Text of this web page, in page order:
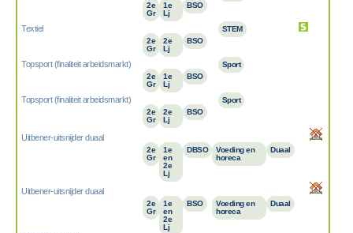
2e
Gr
1e
Lj
BSO
Textiel
2e
Gr
2e
Lj
BSO
STEM
Topsport (finaliteit arbeidsmarkt)
2e
Gr
1e
Lj
BSO
Sport
Topsport (finaliteit arbeidsmarkt)
2e
Gr
2e
Lj
BSO
Sport
Uitbener-uitsnijder duaal
2e
Gr
1e
en
2e
Lj
DBSO
Voeding en
horeca
Duaal
Uitbener-uitsnijder duaal
2e
Gr
1e
en
2e
Lj
BSO
Voeding en
horeca
Duaal